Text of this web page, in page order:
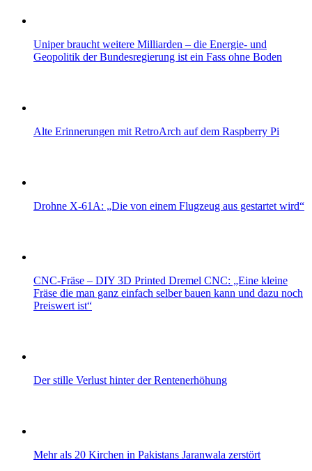
Uniper braucht weitere Milliarden – die Energie- und
Geopolitik der Bundesregierung ist ein Fass ohne Boden
Alte Erinnerungen mit RetroArch auf dem Raspberry Pi
Drohne X-61A: „Die von einem Flugzeug aus gestartet wird“
CNC-Fräse – DIY 3D Printed Dremel CNC: „Eine kleine
Fräse die man ganz einfach selber bauen kann und dazu noch
Preiswert ist“
Der stille Verlust hinter der Rentenerhöhung
Mehr als 20 Kirchen in Pakistans Jaranwala zerstört